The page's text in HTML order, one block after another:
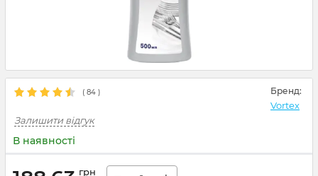
( 84 ) Бренд:
Vortex
Залишити відгук
В наявності
грн